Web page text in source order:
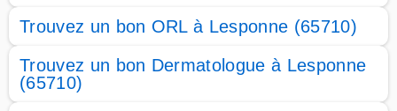
Trouvez un bon ORL à Lesponne (65710)
Trouvez un bon Dermatologue à Lesponne
(65710)